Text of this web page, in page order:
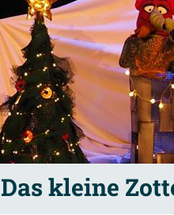
Das kleine